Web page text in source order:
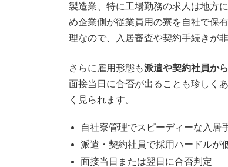
製造業、特に工場勤務の求人は地方
め企業側が従業員用の寮を自社で保
理なので、入居審査や契約手続きが
さらに雇用形態も派遣や契約社員か
面接当日に合否が出ることも珍しく
く見られます。
自社寮管理でスピーディーな入居
派遣・契約社員で採用ハードルが
面接当日または翌日に合否判定